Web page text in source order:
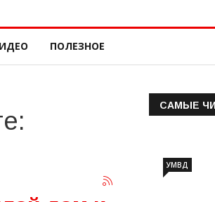
ПОЛЕЗНОЕ
САМЫЕ
УМВД